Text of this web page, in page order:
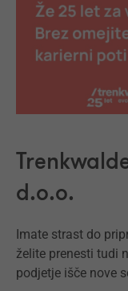
d.o.o.
Imate strast do
želite prenesti tudi
podjetje išče nove